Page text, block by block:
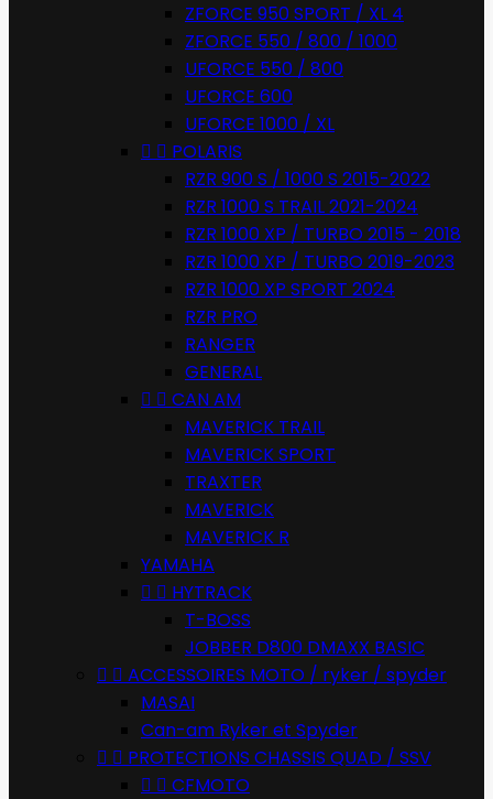
ZFORCE 950 SPORT / XL 4
ZFORCE 550 / 800 / 1000
UFORCE 550 / 800
UFORCE 600
UFORCE 1000 / XL
  POLARIS
RZR 900 S / 1000 S 2015-2022
RZR 1000 S TRAIL 2021-2024
RZR 1000 XP / TURBO 2015 - 2018
RZR 1000 XP / TURBO 2019-2023
RZR 1000 XP SPORT 2024
RZR PRO
RANGER
GENERAL
  CAN AM
MAVERICK TRAIL
MAVERICK SPORT
TRAXTER
MAVERICK
MAVERICK R
YAMAHA
  HYTRACK
T-BOSS
JOBBER D800 DMAXX BASIC
  ACCESSOIRES MOTO / ryker / spyder
MASAI
Can-am Ryker et Spyder
  PROTECTIONS CHASSIS QUAD / SSV
  CFMOTO